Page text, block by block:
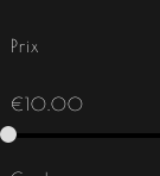
Prix
€10.00